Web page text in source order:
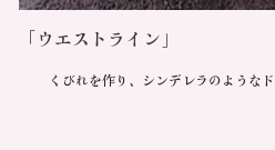
「ウエストライン」
くびれを作り、シンデレラのような